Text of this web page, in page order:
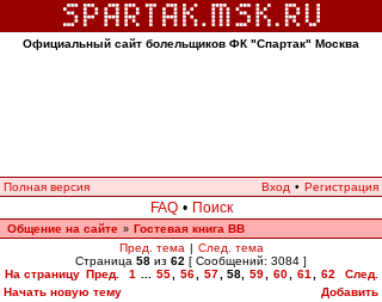
Официальный сайт болельщиков ФК "Спартак" Москва
Полная версия Вход • Регистрация
FAQ • Поиск
Общение на сайте » Гостевая книга ВВ
Пред. тема | След. тема
Страница 58 из 62 [ Сообщений: 3084 ]
На страницу Пред. 1 55 56 57 58, 59 60 61 62
След.
Начать новую тему
Добавить